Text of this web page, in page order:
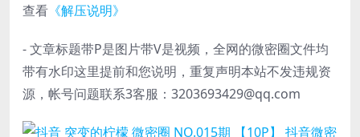
查看 《解压说明》
- 文章标题带P是图片带V是视频，全网的微密圈文件均
带有水印这里提前和您说明，重复声明本站不发违规资
源，帐号问题联系3客服：3203693429@qq.com